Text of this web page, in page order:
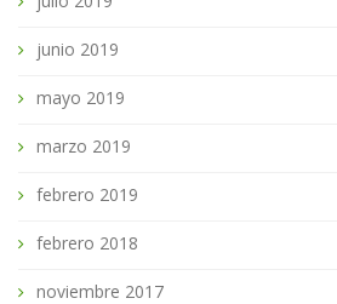
junio 2019
mayo 2019
marzo 2019
febrero 2019
febrero 2018
noviembre 2017